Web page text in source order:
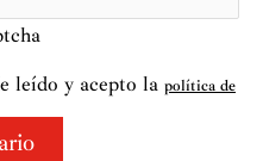
leído y acepto la política de